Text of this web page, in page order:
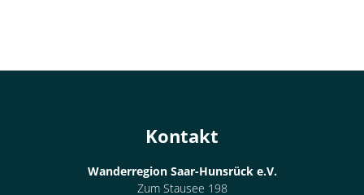
Kontakt
Wanderregion Saar-Hunsrück e.V.
Zum Stausee 198